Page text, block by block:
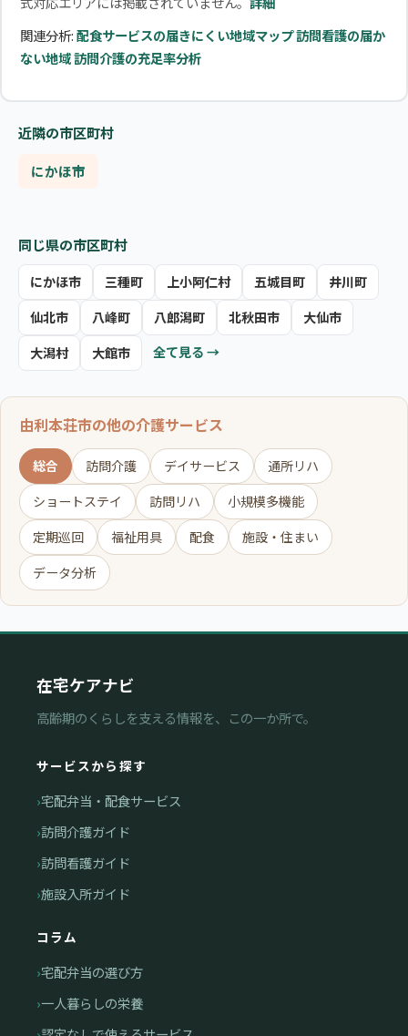
関連分析:配食サービスの届きにくい地域マップ訪問看護の届か
ない地域訪問介護の充足率分析
近隣の市区町村
にかほ市
同じ県の市区町村
にかほ市 三種町 上小阿仁村 五城目町
井川町
仙北市
八峰町 八郎潟町 北秋田市
大仙市
大潟村
大館市 全て見る →
由利本荘市の他の介護サービス
総合 訪問介護 デイサービス
通所リハ
ショートステイ
訪問リハ
小規模多機能
定期巡回
福祉用具 配食
施設・住まい
データ分析
在宅ケアナビ
高齢期のくらしを支える情報を、この一か所で。
サービスから探す
宅配弁当・配食サービス
訪問介護ガイド
訪問看護ガイド
施設入所ガイド
コラム
宅配弁当の選び方
一人暮らしの栄養